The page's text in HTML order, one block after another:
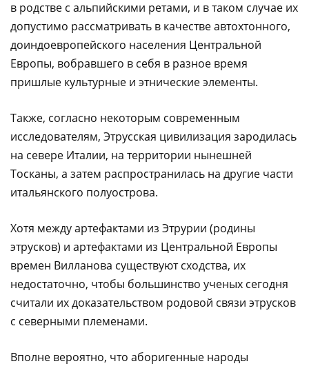
в родстве с альпийскими ретами, и в таком случае их
допустимо рассматривать в качестве автохтонного,
доиндоевропейского населения Центральной
Европы, вобравшего в себя в разное время
пришлые культурные и этнические элементы.
Также, согласно некоторым современным
исследователям, Этрусская цивилизация зародилась
на севере Италии, на территории нынешней
Тосканы, а затем распространилась на другие части
итальянского полуострова.
Хотя между артефактами из Этрурии (родины
этрусков) и артефактами из Центральной Европы
времен Вилланова существуют сходства, их
недостаточно, чтобы большинство ученых сегодня
считали их доказательством родовой связи этрусков
с северными племенами.
Вполне вероятно, что аборигенные народы